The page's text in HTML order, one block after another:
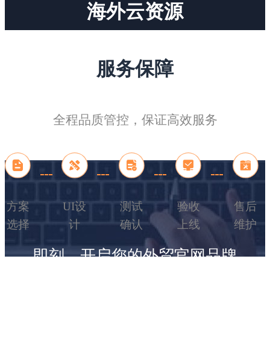
海外云资源
分布全球云服务资源，网站浏览速度快
服务保障
全程品质管控，保证高效服务
方案
选择
UI设
计
测试
确认
验收
上线
售后
维护
即刻，开启您的外贸官网品牌